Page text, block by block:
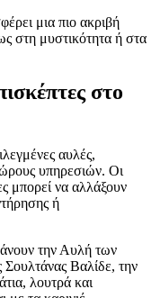
μια πιο ακριβή
στη μυστικότητα ή στα
στο
αυλές,
υπηρεσιών. Οι
μπορεί να αλλάξουν
ή
την Αυλή των
Βαλίδε, την
λουτρά και